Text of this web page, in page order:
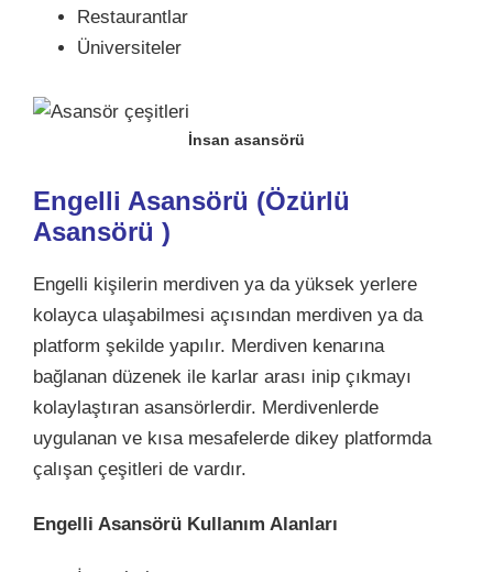
Restaurantlar
Üniversiteler
İnsan asansörü
Engelli Asansörü (Özürlü
Asansörü )
Engelli kişilerin merdiven ya da yüksek yerlere
kolayca ulaşabilmesi açısından merdiven ya da
platform şekilde yapılır. Merdiven kenarına
bağlanan düzenek ile karlar arası inip çıkmayı
kolaylaştıran asansörlerdir. Merdivenlerde
uygulanan ve kısa mesafelerde dikey platformda
çalışan çeşitleri de vardır.
Engelli Asansörü Kullanım Alanları